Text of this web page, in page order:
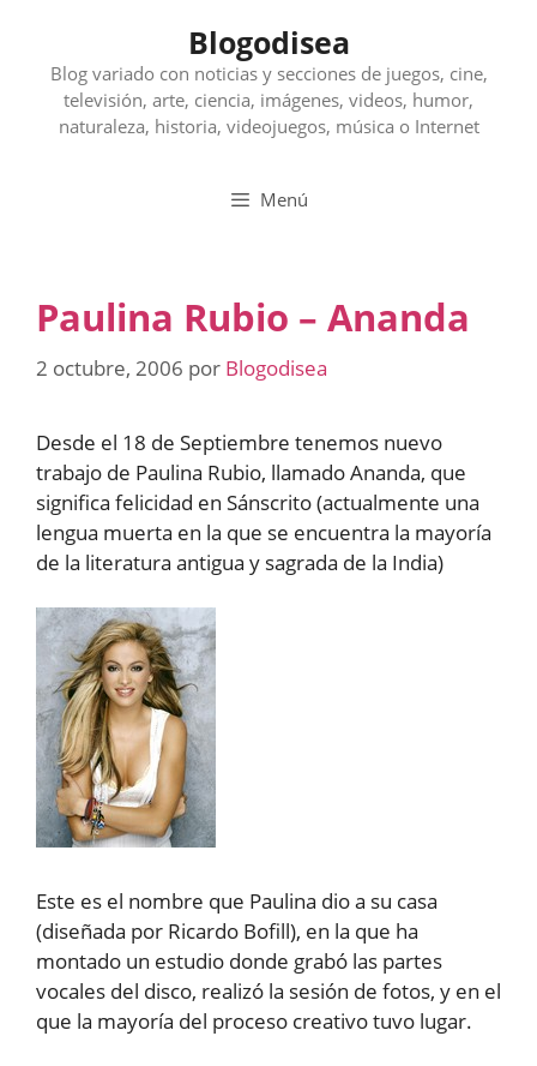
contenido
Blogodisea
Blog variado con noticias y secciones de juegos, cine,
televisión, arte, ciencia, imágenes, videos, humor,
naturaleza, historia, videojuegos, música o Internet
Menú
Paulina Rubio – Ananda
2 octubre, 2006 por Blogodisea
Desde el 18 de Septiembre tenemos nuevo
trabajo de Paulina Rubio, llamado Ananda, que
significa felicidad en Sánscrito (actualmente una
lengua muerta en la que se encuentra la mayoría
de la literatura antigua y sagrada de la India)
Este es el nombre que Paulina dio a su casa
(diseñada por Ricardo Bofill), en la que ha
montado un estudio donde grabó las partes
vocales del disco, realizó la sesión de fotos, y en el
que la mayoría del proceso creativo tuvo lugar.